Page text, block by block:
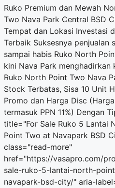
Ruko Premium dan Mewah
Two Nava Park Central BSD
Tempat dan Lokasi Investasi
Terbaik Suksesnya penjualan
sampai habis Ruko North
kini Nava Park menghadirkan
Ruko North Point Two Nava
Stock Terbatas, Sisa 10 Unit
Promo dan Harga Disc
termasuk PPN 11%) Dengan
title="For Sale Ruko 5 Lantai
Point Two at Navapark BSD
class="read-more"
href="https://vasapro.com/
sale-ruko-5-lantai-north-
navapark-bsd-city/" aria-